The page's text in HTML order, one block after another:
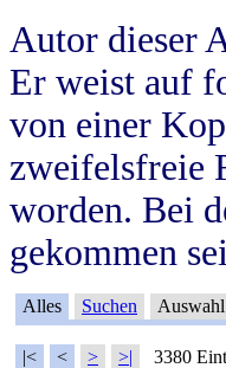
Autor dieser
Er weist auf
von einer
zweifelsfreie
worden. Bei
gekommen
Alles Suchen Auswahl
|< < > >| 3380